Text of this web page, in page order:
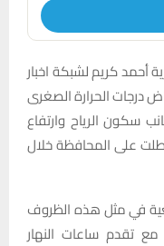
أحمد كريم لشبكة اخبار
درجات الحرارة الصغرى
إلى جانب سكون الرياح وارتفاع
على المحافظة خلال
في مثل هذه الظروف
مع تقدم ساعات النهار